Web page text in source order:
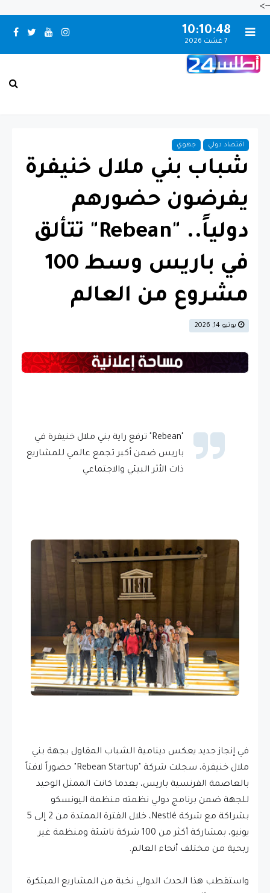
-->
10:10:49
7 غشت 2026
اقتصاد دولي جهوي
شباب بني ملال خنيفرة
يفرضون حضورهم
دولياً.. "Rebean" تتألق
في باريس وسط 100
مشروع من العالم
يونيو 14, 2026
"Rebean" ترفع راية بني ملال خنيفرة في
باريس ضمن أكبر تجمع عالمي للمشاريع
ذات الأثر البيئي والاجتماعي
في إنجاز جديد يعكس دينامية الشباب المقاول بجهة بني
ملال خنيفرة، سجلت شركة "Rebean Startup" حضوراً لافتاً
بالعاصمة الفرنسية باريس، بعدما كانت الممثل الوحيد
للجهة ضمن برنامج دولي نظمته منظمة اليونسكو
بشراكة مع شركة Nestlé، خلال الفترة الممتدة من 2 إلى 5
يونيو، بمشاركة أكثر من 100 شركة ناشئة ومنظمة غير
ربحية من مختلف أنحاء العالم.
واستقطب هذا الحدث الدولي نخبة من المشاريع المبتكرة